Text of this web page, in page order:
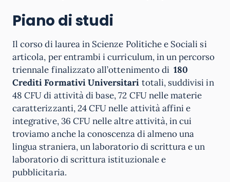
Piano di studi
Il corso di laurea in Scienze Politiche e Sociali si
articola, per entrambi i curriculum, in un percorso
triennale finalizzato all’ottenimento di180
Crediti Formativi Universitari totali, suddivisi in
48 CFU di attività di base, 72 CFU nelle materie
caratterizzanti, 24 CFU nelle attività affini e
integrative, 36 CFU nelle altre attività, in cui
troviamo anche la conoscenza di almeno una
lingua straniera, un laboratorio di scrittura e un
laboratorio di scrittura istituzionale e
pubblicitaria.